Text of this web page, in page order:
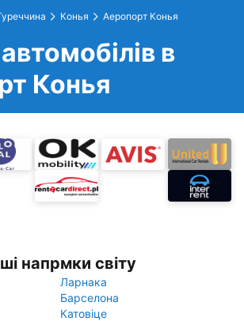
Конья Аеропорт Конья
в
Конья
напрмки світу
Ларнака
Барселона
Катовіце